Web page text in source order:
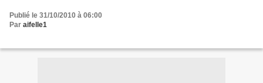
Publié le 31/10/2010 à 06:00
Par aifelle1